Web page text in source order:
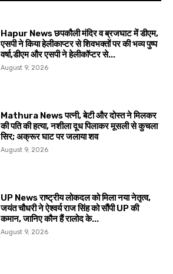
Hapur News छपकौली मंदिर व ब्रजघाट में डीएम,
एसपी ने किया हेलीकाप्टर से शिवभक्तों पर की भव्य पुष्प
वर्षा,डीएम और एसपी ने हेलीकॉप्टर से...
August 9, 2026
Mathura News पत्नी, बेटी और दोस्त ने मिलकर
की पति की हत्या, नशीला दूध पिलाकर मूसली से कुचला
सिर; अक्रूर घाट पर जलाया शव
August 9, 2026
UP News राष्ट्रीय लोकदल को मिला नया नेतृत्व,
जयंत चौधरी ने ऐश्वर्य राज सिंह को सौंपी UP की
कमान, जानिए कौन हैं रालोद के...
August 9, 2026